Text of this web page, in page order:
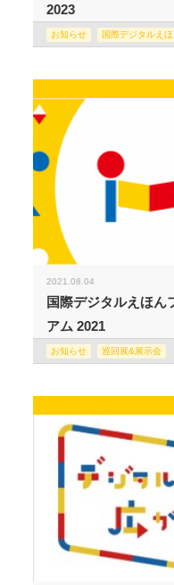
2023
お知らせ 国際デジタルえ
2021.08.04
国際デジタルえほん
アム 2021
お知らせ 巡回展&展示会